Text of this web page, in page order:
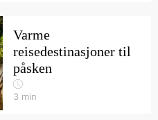
Varme
reisedestinasjoner til
påsken
3 min